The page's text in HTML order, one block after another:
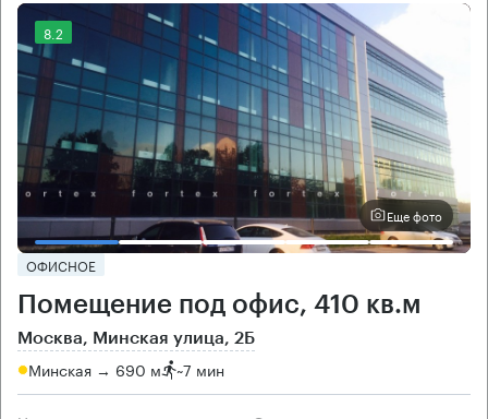
8.2
Еще фото
ОФИСНОЕ
Помещение под офис, 410 кв.м
Москва, Минская улица, 2Б
Минская → 690 м ~7 мин